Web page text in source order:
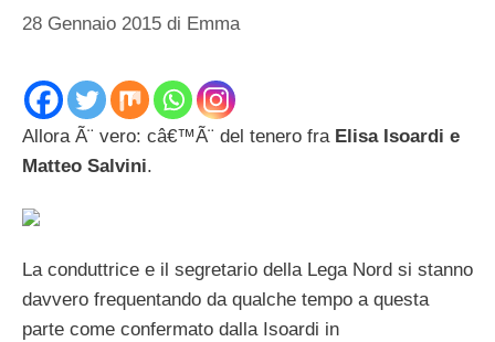
28 Gennaio 2015 di Emma
Allora Ã¨ vero: câ€™Ã¨ del tenero fra Elisa Isoardi e
Matteo Salvini.
La conduttrice e il segretario della Lega Nord si stanno
davvero frequentando da qualche tempo a questa
parte come confermato dalla Isoardi in